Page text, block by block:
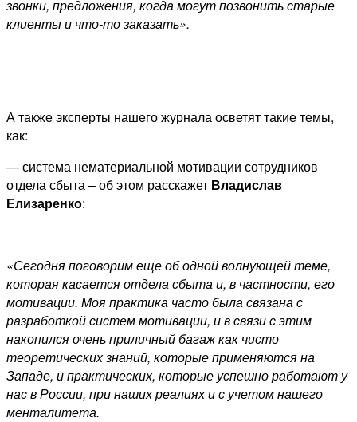
звонки, предложения, когда могут позвонить старые
клиенты и что-то заказать».
А также эксперты нашего журнала осветят такие темы,
как:
— система нематериальной мотивации сотрудников
отдела сбыта – об этом расскажет Владислав
Елизаренко:
«Сегодня поговорим еще об одной волнующей теме,
которая касается отдела сбыта и, в частности, его
мотивации. Моя практика часто была связана с
разработкой систем мотивации, и в связи с этим
накопился очень приличный багаж как чисто
теоретических знаний, которые применяются на
Западе, и практических, которые успешно работают у
нас в России, при наших реалиях и с учетом нашего
менталитета.